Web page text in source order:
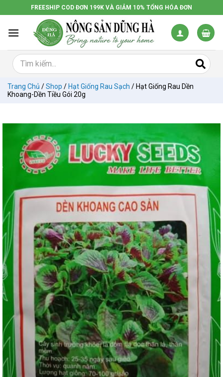
đến
dung
FREESHIP COD ĐƠN 199K VÀ GIẢM 10% TỔNG HÓA ĐƠN
Trang Chủ /Shop / Hạt Giống Rau Sạch / Hạt Giống Rau Dền
Khoang-Dền Tiều Gói 20g